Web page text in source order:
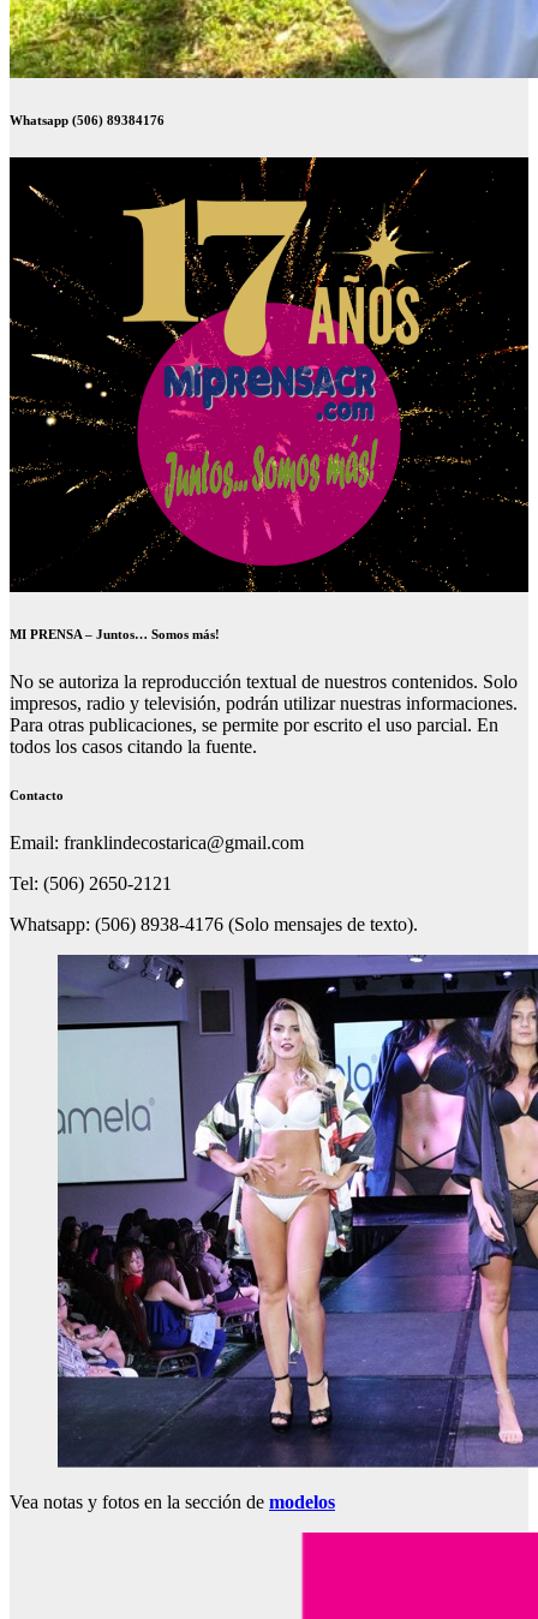
Whatsapp (506) 89384176
MI PRENSA – Juntos… Somos más!
No se autoriza la reproducción textual de nuestros contenidos. Solo
impresos, radio y televisión, podrán utilizar nuestras informaciones.
Para otras publicaciones, se permite por escrito el uso parcial. En
todos los casos citando la fuente.
Contacto
Email: franklindecostarica@gmail.com
Tel: (506) 2650-2121
Whatsapp: (506) 8938-4176 (Solo mensajes de texto).
Vea notas y fotos en la sección de modelos